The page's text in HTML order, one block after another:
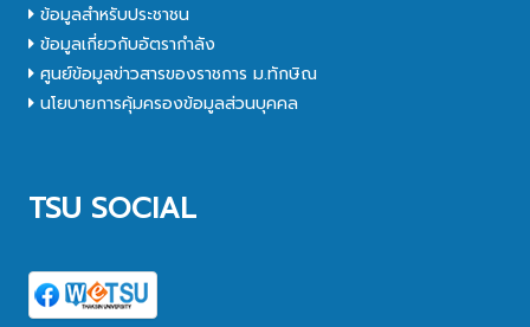
ข้อมูลสำหรับประชาชน
ข้อมูลเกี่ยวกับอัตรากำลัง
ศูนย์ข้อมูลข่าวสารของราชการ ม.ทักษิณ
นโยบายการคุ้มครองข้อมูลส่วนบุคคล
TSU SOCIAL